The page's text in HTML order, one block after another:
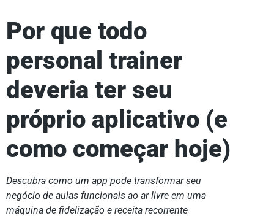
Por que todo
personal trainer
deveria ter seu
próprio aplicativo (e
como começar hoje)
Descubra como um app pode transformar seu
negócio de aulas funcionais ao ar livre em uma
máquina de fidelização e receita recorrente